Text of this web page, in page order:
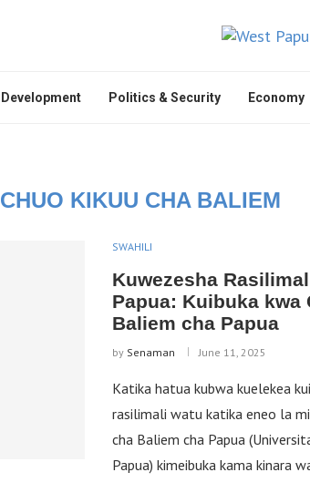
Development Politics & Security Economy
CHUO KIKUU CHA BALIEM
SWAHILI
Kuwezesha
Papua: Kuibuka kwa
Baliem cha Papua
by Senaman June 11, 2025
Katika hatua kubwa kuelekea
rasilimali watu katika eneo la
cha Baliem cha Papua
Papua) kimeibuka kama kinara